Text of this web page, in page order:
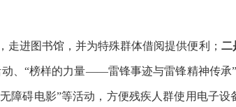
走进图书馆，并为特殊群体借阅提供便利； 二
、“榜样的力量——雷锋事迹与雷锋精神传承”
障碍电影”等活动，方便残疾人群使用电子设